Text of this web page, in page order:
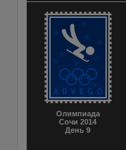
Олимпиада
Сочи 2014
День 9